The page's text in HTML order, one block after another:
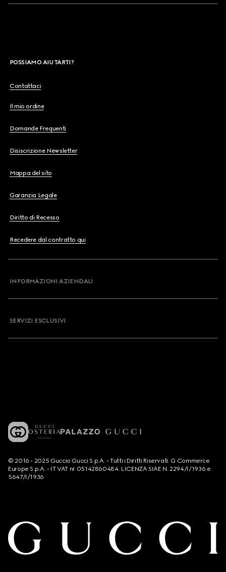
POSSIAMO AIUTARTI?
Contattaci
Il mio ordine
Domande Frequenti
Disiscrizione Newsletter
Mappa del sito
Garanzia Legale
Diritto di Recesso
Recedere dal contratto qui
INFORMAZIONI AZIENDALI
SERVIZI ESCLUSIVI
© 2016 - 2025 Guccio Gucci S.p.A. - Tutti i Diritti Riservati. G Commerce
Europe S.p.A. - IT VAT nr 05142860484. LICENZA SIAE N. 2294/I/1936 e
5647/I/1936